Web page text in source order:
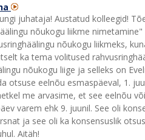
juhataja! Austatud kolleegid!
nõukogu liikme
nõukogu liikmeks,
ka tema volitused
nõukogu liige ja selleks on
otsuse eelnõu esmaspäeval, 1.
me arvasime, et see eelnõu
varem ehk 9. juunil. See oli
ja see oli ka konsensuslik
Aitäh!